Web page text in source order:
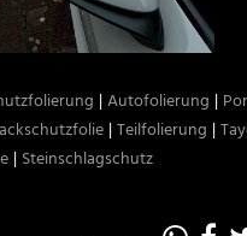
Autofolierung
Teilfolierung
Steinschlagschutz